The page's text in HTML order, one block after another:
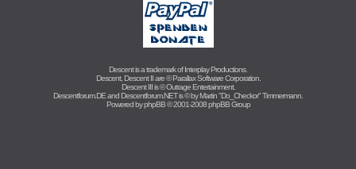
Descent is a trademark ofInterplay Productions.
Descent, Descent II are ©Parallax Software Corporation.
Descent III is ©Outrage Entertainment.
Descentforum.DE and Descentforum.NET is © byMartin "Do_Checkor" Timmermann
Powered byphpBB© 2001-2008 phpBB Group